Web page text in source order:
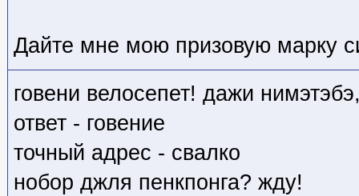
Дайте мне мою призовую марку
говени велосепет! дажи
ответ - говение
точный адрес - свалко
нобор джля пенкпонга? жду!